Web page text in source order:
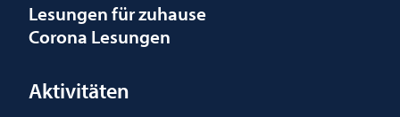
Lesungen für zuhause
Corona Lesungen
Aktivitäten